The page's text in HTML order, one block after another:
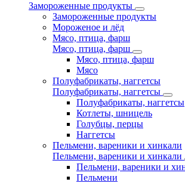
Замороженные продукты
Замороженные продукты
Мороженое и лёд
Мясо, птица, фарш
Мясо, птица, фарш
Мясо, птица, фарш
Мясо
Полуфабрикаты, наггетсы
Полуфабрикаты, наггетсы
Полуфабрикаты, наггетсы
Котлеты, шницель
Голубцы, перцы
Наггетсы
Пельмени, вареники и хинкали
Пельмени, вареники и хинкали
Пельмени, вареники и
Пельмени